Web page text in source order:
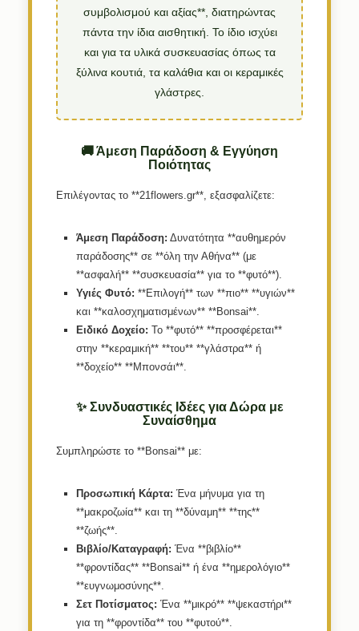
συμβολισμού και αξίας**, διατηρώντας
πάντα την ίδια αισθητική. Το ίδιο ισχύει
και για τα υλικά συσκευασίας όπως τα
ξύλινα κουτιά, τα καλάθια και οι κεραμικές
γλάστρες.
🚚 Άμεση Παράδοση & Εγγύηση
Ποιότητας
Επιλέγοντας το **21flowers.gr**, εξασφαλίζετε:
Άμεση Παράδοση: Δυνατότητα **αυθημερόν
παράδοσης** σε **όλη την Αθήνα** (με
**ασφαλή** **συσκευασία** για το **φυτό**).
Υγιές Φυτό: **Επιλογή** των **πιο** **υγιών**
και **καλοσχηματισμένων** **Bonsai**.
Ειδικό Δοχείο: Το **φυτό** **προσφέρεται**
στην **κεραμική** **του** **γλάστρα** ή
**δοχείο** **Mπονσάι**.
✨ Συνδυαστικές Ιδέες για Δώρα με
Συναίσθημα
Συμπληρώστε το **Bonsai** με:
Προσωπική Κάρτα: Ένα μήνυμα για τη
**μακροζωία** και τη **δύναμη** **της**
**ζωής**.
Βιβλίο/Καταγραφή: Ένα **βιβλίο**
**φροντίδας** **Bonsai** ή ένα **ημερολόγιο**
**ευγνωμοσύνης**.
Σετ Ποτίσματος: Ένα **μικρό** **ψεκαστήρι**
για τη **φροντίδα** του **φυτού**.